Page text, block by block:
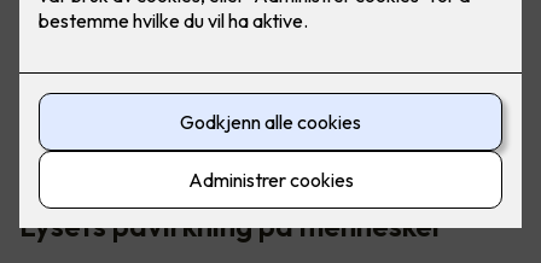
Menneskeorientert belysning (HCL) tar en helhetlig
tilnærming til å forstå hvordan lys påvirker mennesker.
Lysets påvirkning på mennesker